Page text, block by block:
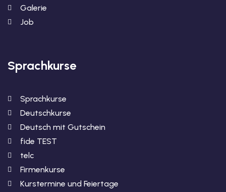
Galerie
Job
Sprachkurse
Sprachkurse
Deutschkurse
Deutsch mit Gutschein
fide TEST
telc
Firmenkurse
Kurstermine und Feiertage